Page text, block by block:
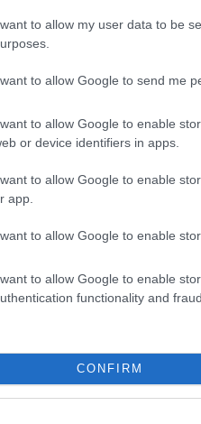
to allow my user data to be
to allow Google to send me
to allow Google to enable
or device identifiers in apps.
to allow Google to enable
app.
to allow Google to enable
to allow Google to enable
functionality and
CONFIRM
palesztin terroristák
hivatkoznak, de a
vagy Izrael-párti
A hírességek részéről
helyzetet, figyelmen
szerepét.
Amint arról a Neokohn
Gal Gadot, Debra
kiállnak a zsidó állam